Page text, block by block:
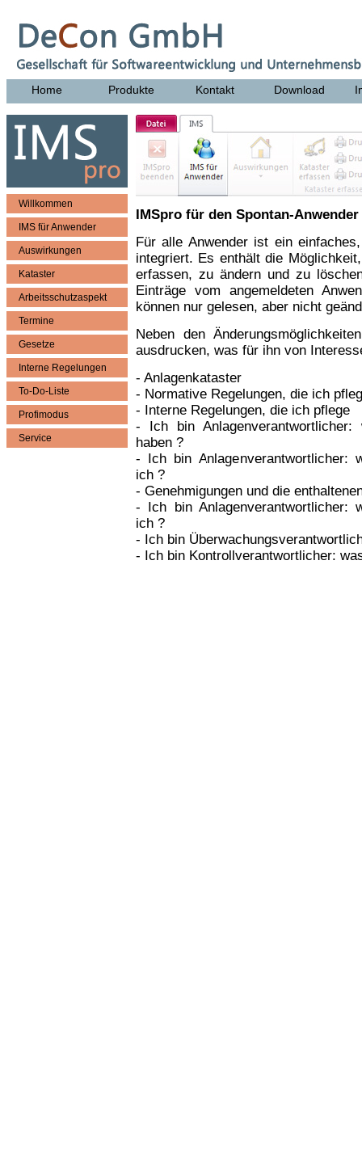
Home Produkte Kontakt Download
Willkommen
IMS für Anwender
Auswirkungen
Kataster
Arbeitsschutzaspekt
Termine
Gesetze
Interne Regelungen
To-Do-Liste
Profimodus
Service
IMSpro für den Spontan-Anwender
Für alle Anwender ist ein
integriert. Es enthält die
erfassen, zu ändern und zu
Einträge vom angemeldeten
können nur gelesen, aber nicht
Neben den
ausdrucken, was für ihn von
- Anlagenkataster
- Normative Regelungen, die ich
- Interne Regelungen, die ich pflege
- Ich bin
haben ?
- Ich bin Anlagenverantwortlicher:
ich ?
- Genehmigungen und die
- Ich bin Anlagenverantwortlicher:
ich ?
- Ich bin
- Ich bin Kontrollverantwortlicher: